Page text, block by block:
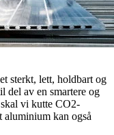
sterkt, lett, holdbart og
del av en smartere og
vi kutte CO2-
aluminium kan også